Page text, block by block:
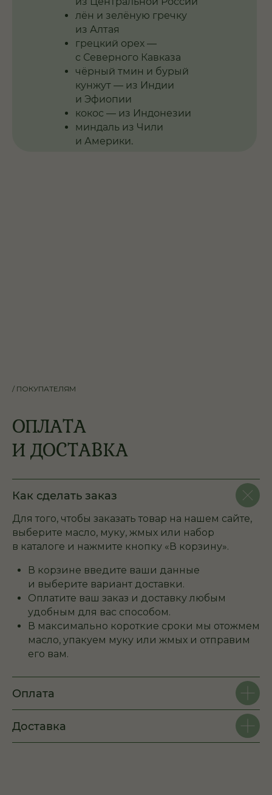
лён и зелёную гречку
из Алтая
грецкий орех —
с Северного Кавказа
чёрный тмин и бурый
кунжут — из Индии
и Эфиопии
кокос — из Индонезии
миндаль из Чили
и Америки.
ОПЛАТА
И ДОСТАВКА
/ ПОКУПАТЕЛЯМ
Как сделать заказ
Для того, чтобы заказать товар на нашем сайте,
выберите масло, муку, жмых или набор
в каталоге и нажмите кнопку «В корзину».
В корзине введите ваши данные
и выберите вариант доставки.
Оплатите ваш заказ и доставку любым
удобным для вас способом.
В максимально короткие сроки мы отожмем
масло, упакуем муку или жмых и отправим
его вам.
Оплата
Доставка